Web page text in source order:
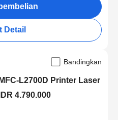
Detail
Bandingkan
MFC-L2700D Printer Laser
IDR 4.790.000